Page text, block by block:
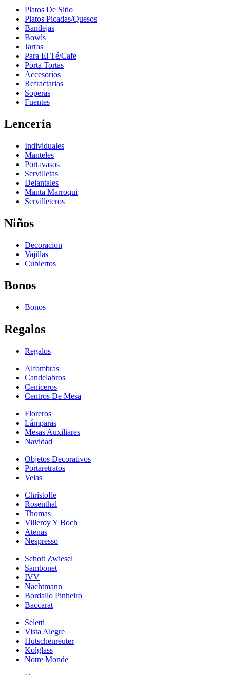
Platos De Sitio
Platos Picadas/Quesos
Bandejas
Bowls
Jarras
Para El Té/Cafe
Porta Tortas
Accesorios
Refractarias
Soperas
Fuentes
Lenceria
Individuales
Manteles
Portavasos
Servilletas
Delantales
Manta Marroqui
Servilleteros
Niños
Decoracion
Vajillas
Cubiertos
Bonos
Bonos
Regalos
Regalos
Alfombras
Candelabros
Ceniceros
Centros De Mesa
Floreros
Lámparas
Mesas Auxiliares
Navidad
Objetos Decorativos
Portaretratos
Velas
Christofle
Rosenthal
Thomas
Villeroy Y Boch
Atenas
Nespresso
Schott Zwiesel
Sambonet
IVV
Nachtmann
Bordallo Pinheiro
Baccarat
Seletti
Vista Alegre
Hutschenreuter
Kolglass
Notre Monde